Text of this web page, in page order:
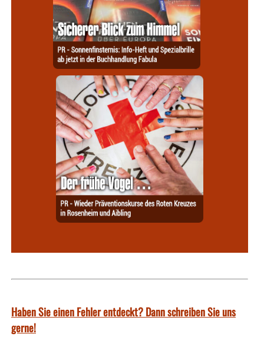
Haben Sie einen Fehler entdeckt? Dann schreiben Sie uns
gerne!